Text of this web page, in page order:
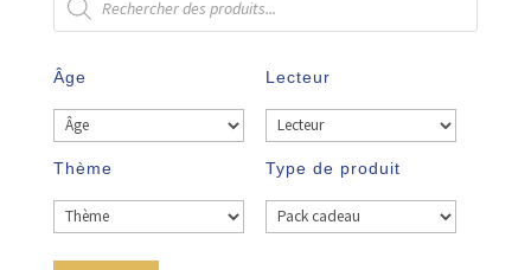
produits
Âge Lecteur
Thème Type de produit